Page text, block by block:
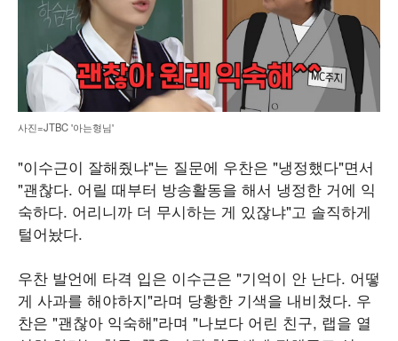
사진=JTBC '아는형님'
"이수근이 잘해줬냐"는 질문에 우찬은 "냉정했다"면서
"괜찮다. 어릴 때부터 방송활동을 해서 냉정한 거에 익
숙하다. 어리니까 더 무시하는 게 있잖냐"고 솔직하게
털어놨다.
우찬 발언에 타격 입은 이수근은 "기억이 안 난다. 어떻
게 사과를 해야하지"라며 당황한 기색을 내비쳤다. 우
찬은 "괜찮아 익숙해"라며 "나보다 어린 친구, 랩을 열